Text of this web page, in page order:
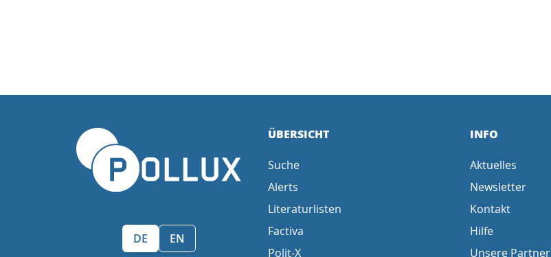
Sprache wählen/Select language
DE EN
ÜBERSICHT
Suche
Alerts
Literaturlisten
Factiva
Polit-X
INFO
Aktuelles
Newsletter
Kontakt
Hilfe
Unsere Partner